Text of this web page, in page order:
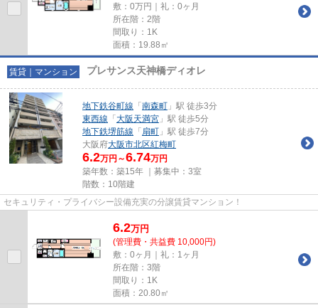
敷：0万円｜礼：0ヶ月
所在階：2階
間取り：1K
面積：19.88㎡
賃貸｜マンション プレサンス天神橋ディオレ
地下鉄谷町線 「 南森町 」駅 徒歩3分
東西線 「 大阪天満宮 」駅 徒歩5分
地下鉄堺筋線 「 扇町 」駅 徒歩7分
大阪府大阪市北区紅梅町
6.2万円～6.74万円
築年数：築15年 ｜募集中： 3室
階数：10階建
セキュリティ・プライバシー設備充実の分譲賃貸マンション！
6.2万円
(管理費・共益費 10,000円)
敷：0ヶ月｜礼：1ヶ月
所在階：3階
間取り：1K
面積：20.80㎡